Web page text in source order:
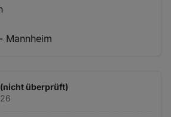
Mannheim
überprüft)